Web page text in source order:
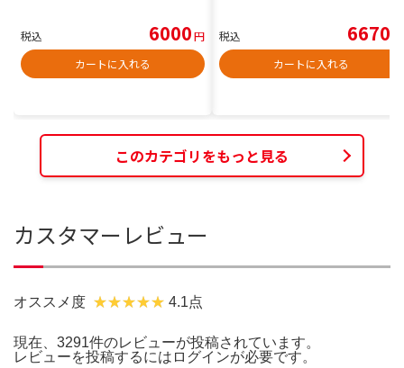
税込 6000円
カートに入れる
税込 6670
カートに入れる
このカテゴリをもっと見る
カスタマーレビュー
オススメ度 4.1点
現在、3291件のレビューが投稿されています。
レビューを投稿するには ログインが必要です。